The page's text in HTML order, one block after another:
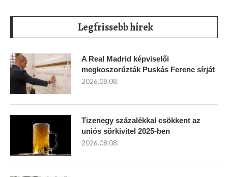
Legfrissebb hírek
A Real Madrid képviselői
megkoszorúzták Puskás Ferenc sírját
2026.08.08.
Tizenegy százalékkal csökkent az
uniós sörkivitel 2025-ben
2026.08.08.